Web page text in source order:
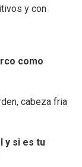
y con
como
cabeza fria
y si es tu